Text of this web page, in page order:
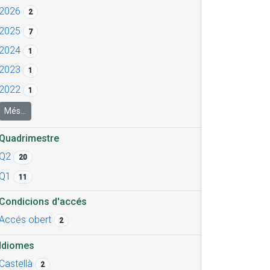
2026
2
2025 7
2024 1
2023 1
2022 1
Més...
Quadrimestre
Q2
20
Q1 11
Condicions d'accés
obert
2
Idiomes
Castellà
2